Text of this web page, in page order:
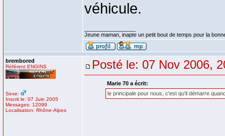
véhicule.
Jeune maman, inapte un petit bout de temps pour la
brembored
Référent ENGINS
Sexe:
Inscrit le: 07 Juin 2005
Messages: 12099
Localisation: Rhône-Alpes
Posté le: 07 Nov 2006,
Marie 70 a écrit:
le principale pour nous, c'est qu'il démarre